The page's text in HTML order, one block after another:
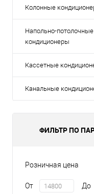
Колонные
Напольно-потолочные
кондиционеры
Кассетные
Канальные
ФИЛЬТР ПО
Розничная цена
От До